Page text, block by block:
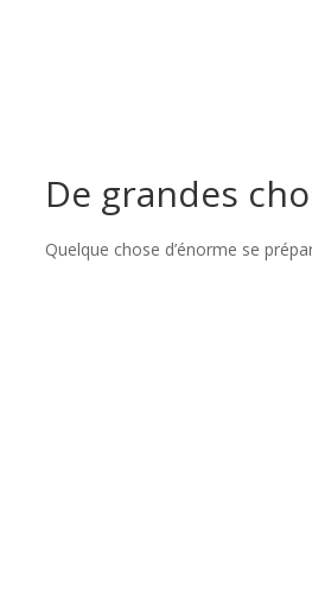
De grandes
Quelque chose d’énorme se